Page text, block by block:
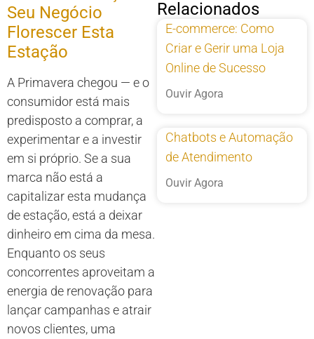
Seu Negócio
Florescer Esta
Estação
A Primavera chegou — e o
consumidor está mais
predisposto a comprar, a
experimentar e a investir
em si próprio. Se a sua
marca não está a
capitalizar esta mudança
de estação, está a deixar
dinheiro em cima da mesa.
Enquanto os seus
concorrentes aproveitam a
energia de renovação para
lançar campanhas e atrair
novos clientes, uma
Relacionados
E-commerce: Como
Criar e Gerir uma Loja
Online de Sucesso
Ouvir Agora
Chatbots e Automação
de Atendimento
Ouvir Agora